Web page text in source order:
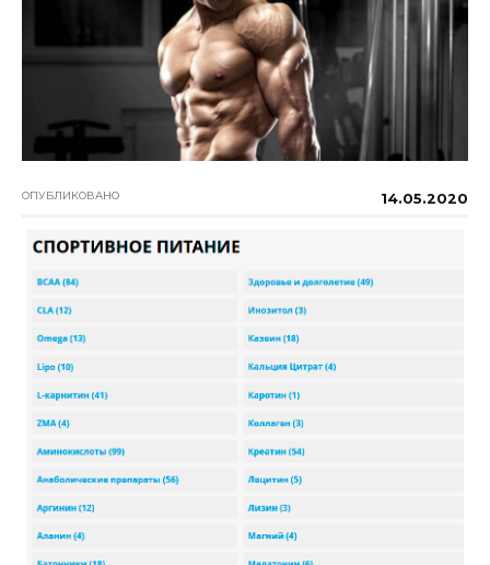
ОПУБЛИКОВАНО 14.05.2020